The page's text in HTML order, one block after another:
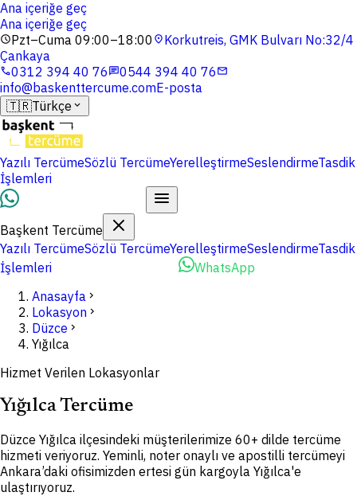
Ana içeriğe geç
Ana içeriğe geç
schedulePzt–Cuma 09:00–18:00 location_onKorkutreis, GMK Bulvarı No:32/4
Çankaya
phone0312 394 40 76chat0544 394 40 76mail
info@baskenttercume.comE-posta
🇹🇷Türkçe expand_more
Yazılı TercümeSözlü TercümeYerelleştirmeSeslendirmeTasdik
İşlemleri
Başkent Tercüme
Yazılı TercümeSözlü TercümeYerelleştirmeSeslendirmeTasdik
İşlemleri
WhatsApp
Anasayfa chevron_right
Lokasyon chevron_right
Düzce chevron_right
Yığılca
Hizmet Verilen Lokasyonlar
Yığılca Tercüme
Düzce Yığılca ilçesindeki müşterilerimize 60+ dilde tercüme
hizmeti veriyoruz. Yeminli, noter onaylı ve apostilli tercümeyi
Ankara’daki ofisimizden ertesi gün kargoyla Yığılca'e
ulaştırıyoruz.